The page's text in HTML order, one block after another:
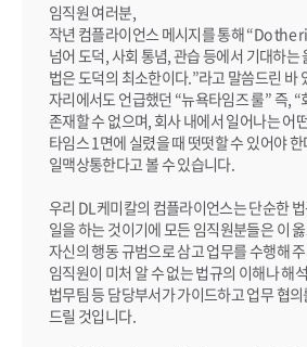
임직원 여러분,
작년 컴플라이언스 메시지를 통해 “Do the
넘어 도덕, 사회 통념, 관습 등에서 기대하는
법은 도덕의 최소한이다.”라고 말씀드린 바
자리에서도 언급했던 “뉴욕타임즈 룰” 즉, “
존재할 수 없으며, 회사 내에서 일어나는 어
타임스 1면에 실렸을 때 떳떳할 수 있어야
일맥상통한다고 볼 수 있습니다.
우리 DL케미칼의 컴플라이언스는 단순한
일을 하는 것이기에 모든 임직원분들은 이
자신의 행동 규범으로 삼고 업무를 수행해
임직원이 미처 알 수 없는 법규의 이해나 해
법무팀 등 담당부서가 가이드하고 업무 협
드릴 것입니다.